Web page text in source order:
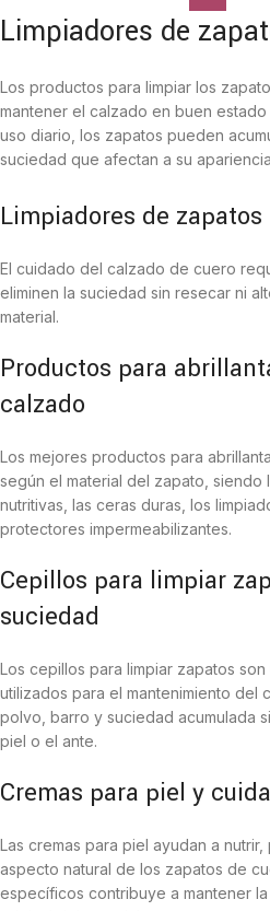
Limpiadores de
Los productos para limpiar los
mantener el calzado en buen
uso diario, los zapatos pueden
suciedad que afectan a su
Limpiadores de
El cuidado del calzado de cuero
eliminen la suciedad sin resecar ni
material.
Productos para
calzado
Los mejores productos para
según el material del zapato, siendo
nutritivas, las ceras duras, los
protectores impermeabilizantes.
Cepillos para limpiar
suciedad
Los cepillos para limpiar zapatos
utilizados para el mantenimiento del
polvo, barro y suciedad acumulada
piel o el ante.
Cremas para piel y
Las cremas para piel ayudan a
aspecto natural de los zapatos de
específicos contribuye a mantener